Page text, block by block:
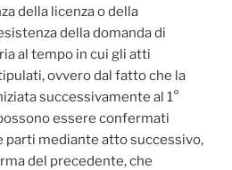
della licenza o della
della domanda di
al tempo in cui gli atti
ovvero dal fatto che la
successivamente al 1°
essere confermati
parti mediante atto successivo,
del precedente, che